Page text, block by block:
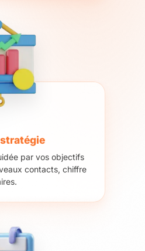
par vos objectifs
contacts, chiffre